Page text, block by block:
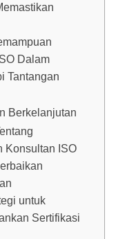
Dalam
Tantangan
Berkelanjutan
Konsultan ISO
untuk
Sertifikasi